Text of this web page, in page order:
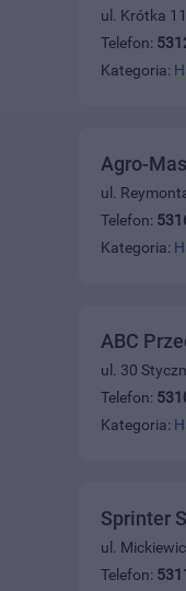
ul. Krótka
Telefon:
Kategoria:
Agro-
ul.
Telefon:
Kategoria:
ABC
ul. 30
Telefon:
Kategoria:
Sprinter
ul.
Telefon: